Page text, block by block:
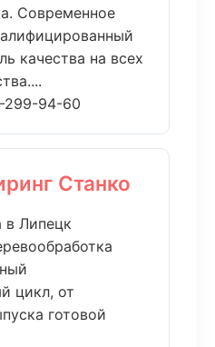
Современное
качества на всех
299-94-60
Станко
в Липецк
цикл, от
готовой